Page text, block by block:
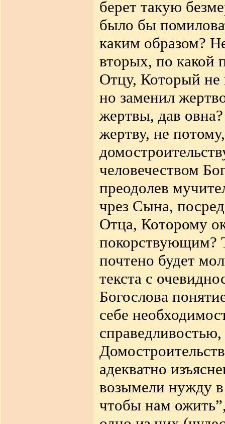
берет такую
было бы
каким образом?
вторых, по какой
Отцу, Который не
но заменил
жертвы, дав
жертву, не
человечеством
преодолев
чрез Сына,
Отца, Которому
покорствующим?
почтено будет
текста с
Богослова
себе
адекватно
возымели нужду
чтобы нам